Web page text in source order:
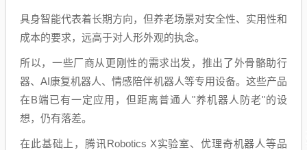
具身智能代表着长期方向，但养老场景对安全性、实用性和
成本的要求，远高于对人形外观的执念。
所以，一些厂商从更刚性的需求出发，推出了外骨骼助行
器、AI康复机器人、情感陪伴机器人等专用设备。这些产品
在B端已有一定应用，但距离普通人"养机器人防老"的设
想，仍有落差。
在此基础上，腾讯Robotics X实验室、优理奇机器人等品